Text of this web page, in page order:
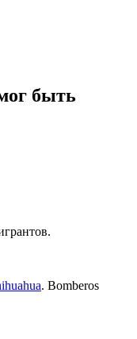
быть
. Bomberos